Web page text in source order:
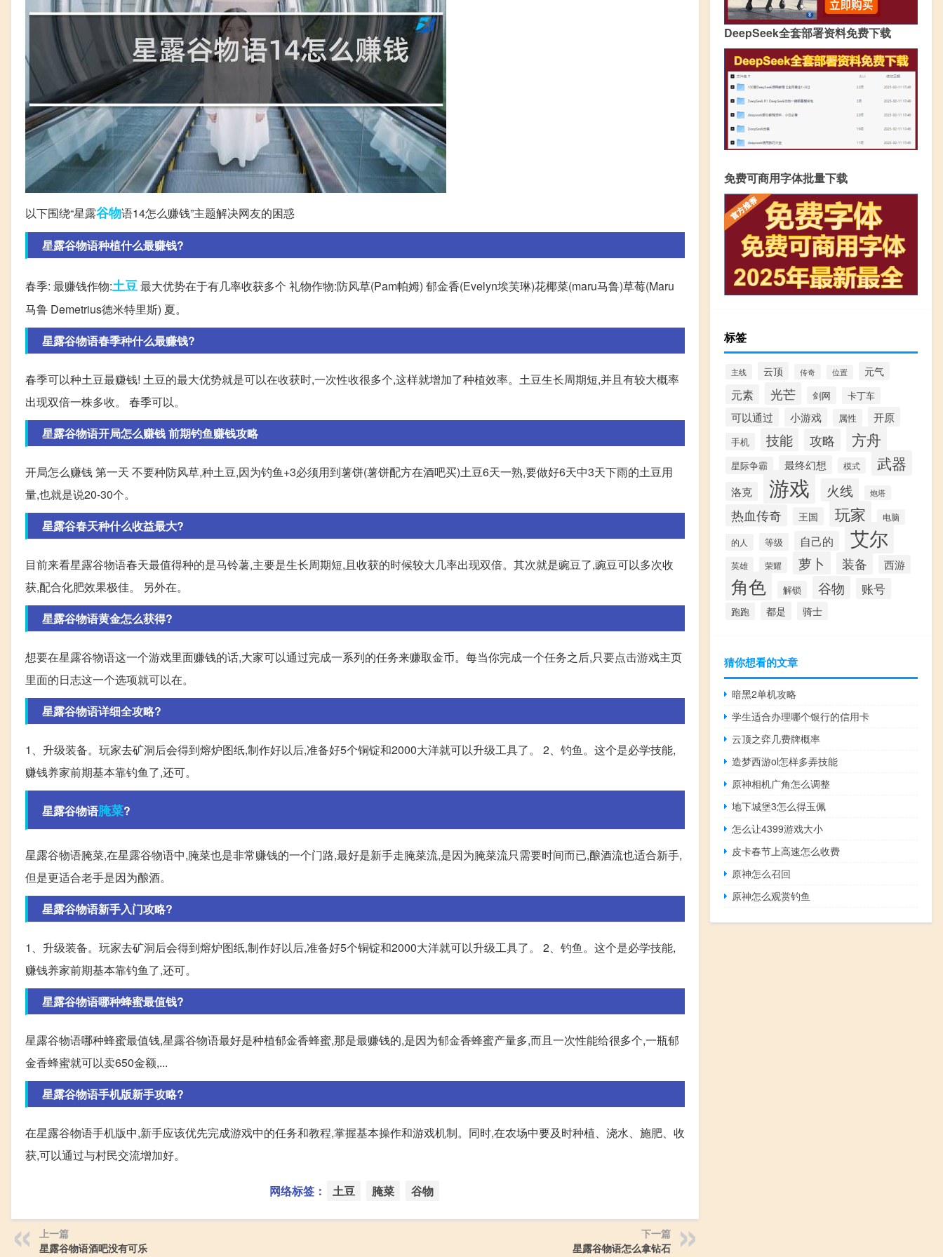
以下围绕“星露谷物语14怎么赚钱”主题解决网友的困惑
星露谷物语种植什么最赚钱?
春季: 最赚钱作物:土豆最大优势在于有几率收获多个 礼物作物:防风草(Pam帕姆) 郁金香(Evelyn埃芙琳)花椰菜(maru马鲁)草莓(Maru
马鲁 Demetrius德米特里斯) 夏。
星露谷物语春季种什么最赚钱?
春季可以种土豆最赚钱! 土豆的最大优势就是可以在收获时,一次性收很多个,这样就增加了种植效率。土豆生长周期短,并且有较大概率
出现双倍一株多收。 春季可以。
星露谷物语开局怎么赚钱 前期钓鱼赚钱攻略
开局怎么赚钱 第一天 不要种防风草,种土豆,因为钓鱼+3必须用到薯饼(薯饼配方在酒吧买)土豆6天一熟,要做好6天中3天下雨的土豆用
量,也就是说20-30个。
星露谷春天种什么收益最大?
目前来看星露谷物语春天最值得种的是马铃薯,主要是生长周期短,且收获的时候较大几率出现双倍。其次就是豌豆了,豌豆可以多次收
获,配合化肥效果极佳。 另外在。
星露谷物语黄金怎么获得?
想要在星露谷物语这一个游戏里面赚钱的话,大家可以通过完成一系列的任务来赚取金币。每当你完成一个任务之后,只要点击游戏主页
里面的日志这一个选项就可以在。
星露谷物语详细全攻略?
1、升级装备。玩家去矿洞后会得到熔炉图纸,制作好以后,准备好5个铜锭和2000大洋就可以升级工具了。 2、钓鱼。这个是必学技能,
赚钱养家前期基本靠钓鱼了,还可。
星露谷物语腌菜?
星露谷物语腌菜,在星露谷物语中,腌菜也是非常赚钱的一个门路,最好是新手走腌菜流,是因为腌菜流只需要时间而已,酿酒流也适合新手,
但是更适合老手是因为酿酒。
星露谷物语新手入门攻略?
1、升级装备。玩家去矿洞后会得到熔炉图纸,制作好以后,准备好5个铜锭和2000大洋就可以升级工具了。 2、钓鱼。这个是必学技能,
赚钱养家前期基本靠钓鱼了,还可。
星露谷物语哪种蜂蜜最值钱?
星露谷物语哪种蜂蜜最值钱,星露谷物语最好是种植郁金香蜂蜜,那是最赚钱的,是因为郁金香蜂蜜产量多,而且一次性能给很多个,一瓶郁
金香蜂蜜就可以卖650金额,...
星露谷物语手机版新手攻略?
在星露谷物语手机版中,新手应该优先完成游戏中的任务和教程,掌握基本操作和游戏机制。同时,在农场中要及时种植、浇水、施肥、收
获,可以通过与村民交流增加好。
网络标签： 土豆 腌菜 谷物
上一篇
星露谷物语酒吧没有可乐
下一篇
星露谷物语怎么拿钻石
DeepSeek全套部署资料免费下载
免费可商用字体批量下载
标签
主线 云顶 传奇 位置 元气
元素 光芒 剑网 卡丁车
可以通过 小游戏 属性 开原
手机 技能 攻略 方舟
星际争霸 最终幻想 模式 武器
洛克 游戏 火线 炮塔
热血传奇 王国 玩家 电脑
的人 等级 自己的 艾尔
英雄 荣耀 萝卜 装备 西游
角色 解锁 谷物 账号
跑跑 都是 骑士
猜你想看的文章
暗黑2单机攻略
学生适合办理哪个银行的信用卡
云顶之弈几费牌概率
造梦西游ol怎样多弄技能
原神相机广角怎么调整
地下城堡3怎么得玉佩
怎么让4399游戏大小
皮卡春节上高速怎么收费
原神怎么召回
原神怎么观赏钓鱼